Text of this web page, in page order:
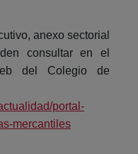
anexo sectorial
consultar en el
del Colegio de
portal-
mercantiles